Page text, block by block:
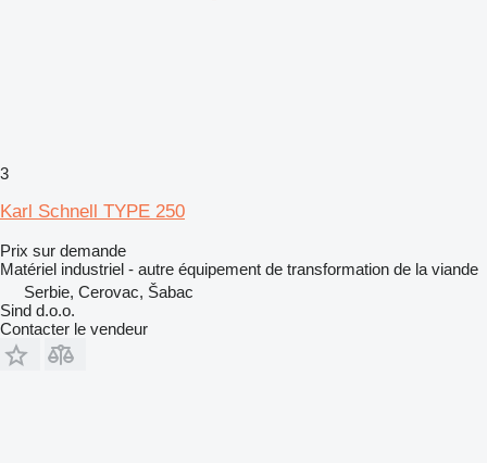
3
Karl Schnell TYPE 250
Prix sur demande
Matériel industriel - autre équipement de transformation de la viande
Serbie, Cerovac, Šabac
Sind d.o.o.
Contacter le vendeur